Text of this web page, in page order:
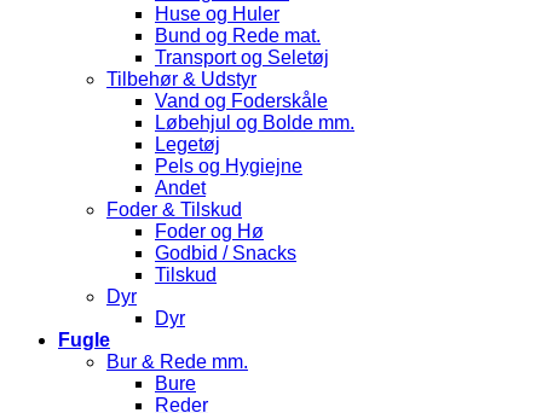
Huse og Huler
Bund og Rede mat.
Transport og Seletøj
Tilbehør & Udstyr
Vand og Foderskåle
Løbehjul og Bolde mm.
Legetøj
Pels og Hygiejne
Andet
Foder & Tilskud
Foder og Hø
Godbid / Snacks
Tilskud
Dyr
Dyr
Fugle
Bur & Rede mm.
Bure
Reder